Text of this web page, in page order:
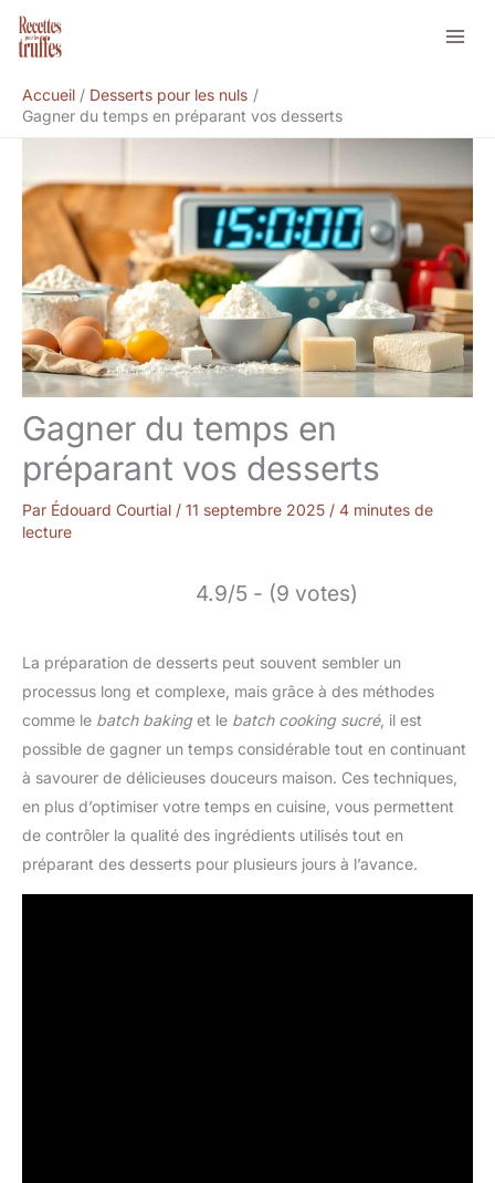
Aller
Accueil
Desserts pour les nuls
Gagner du temps en préparant vos desserts
Gagner du temps en
préparant vos desserts
Par Édouard Courtial / 11 septembre 2025 / 4 minutes de
lecture
4.9/5 - (9 votes)
La préparation de desserts peut souvent sembler un
processus long et complexe, mais grâce à des méthodes
comme le batch bakinget le batch cooking sucré, il est
possible de gagner un temps considérable tout en continuant
à savourer de délicieuses douceurs maison. Ces techniques,
en plus d’optimiser votre temps en cuisine, vous permettent
de contrôler la qualité des ingrédients utilisés tout en
préparant des desserts pour plusieurs jours à l’avance.
Rechercher